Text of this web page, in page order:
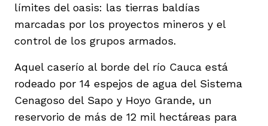
límites del oasis: las tierras baldías
marcadas por los proyectos mineros y el
control de los grupos armados.
Aquel caserío al borde del río Cauca está
rodeado por 14 espejos de agua del Sistema
Cenagoso del Sapo y Hoyo Grande, un
reservorio de más de 12 mil hectáreas para